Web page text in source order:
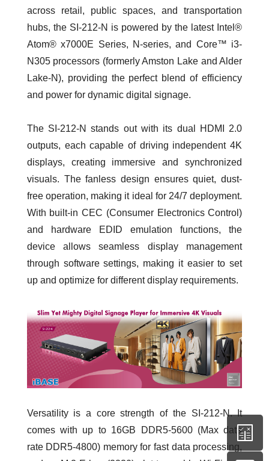
across retail, public spaces, and transportation
hubs, the SI-212-N is powered by the latest Intel®
Atom® x7000E Series, N-series, and Core™ i3-
N305 processors (formerly Amston Lake and Alder
Lake-N), providing the perfect blend of efficiency
and power for dynamic digital signage.
The SI-212-N stands out with its dual HDMI 2.0
outputs, each capable of driving independent 4K
displays, creating immersive and synchronized
visuals. The fanless design ensures quiet, dust-
free operation, making it ideal for 24/7 deployment.
With built-in CEC (Consumer Electronics Control)
and hardware EDID emulation functions, the
device allows seamless display management
through software settings, making it easier to set
up and optimize for different display requirements.
Versatility is a core strength of the SI-212-N. It
comes with up to 16GB DDR5-5600 (Max data
rate DDR5-4800) memory for fast data processing,